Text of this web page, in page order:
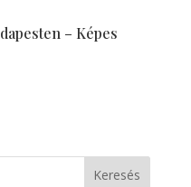
– Képes